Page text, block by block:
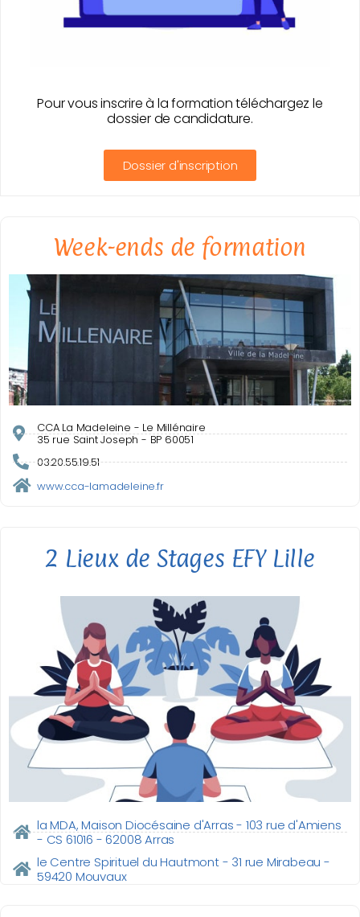
Pour vous inscrire à la formation téléchargez le
dossier de candidature.
Dossier d'inscription
Week-ends de formation
CCA La Madeleine - Le Millénaire
35 rue Saint Joseph - BP 60051
03.20.55.19.51
www.cca-lamadeleine.fr
2 Lieux de Stages EFY Lille
la MDA, Maison Diocésaine d'Arras - 103 rue d'Amiens
- CS 61016 - 62008 Arras
le Centre Spirituel du Hautmont - 31 rue Mirabeau -
59420 Mouvaux